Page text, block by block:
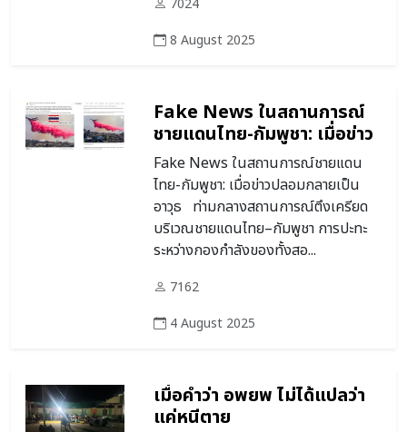
7024
8 August 2025
Fake News ในสถานการณ์
ชายแดนไทย-กัมพูชา: เมื่อข่าว
ปลอมกลายเป็นอาวุธ
Fake News ในสถานการณ์ชายแดน
ไทย-กัมพูชา: เมื่อข่าวปลอมกลายเป็น
อาวุธ ท่ามกลางสถานการณ์ตึงเครียด
บริเวณชายแดนไทย–กัมพูชา การปะทะ
ระหว่างกองกำลังของทั้งสอ...
7162
4 August 2025
เมื่อคำว่า อพยพ ไม่ได้แปลว่า
แค่หนีตาย